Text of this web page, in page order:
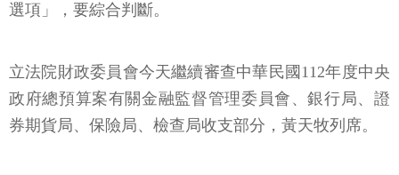
選項」，要綜合判斷。
立法院財政委員會今天繼續審查中華民國112年度中央
政府總預算案有關金融監督管理委員會、銀行局、證
券期貨局、保險局、檢查局收支部分，黃天牧列席。